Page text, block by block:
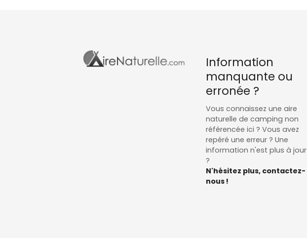
Information
manquante ou
erronée ?
Vous connaissez une aire
naturelle de camping non
référencée ici ? Vous avez
repéré une erreur ? Une
information n'est plus à jour
?
N'hésitez plus, contactez-
nous !